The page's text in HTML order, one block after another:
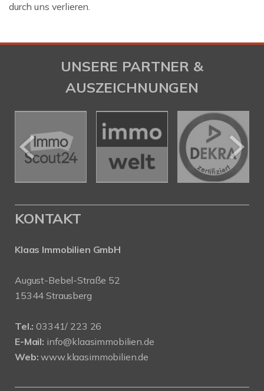
durch uns verlieren.
UNSERE PARTNER &
AUSZEICHNUNGEN
KONTAKT
Klaas Immobilien GmbH
August-Bebel-Straße 52
15344 Strausberg
Tel.: 03341/ 223 26
E-Mail: info@klaasimmobilien.de
Web: www.klaasimmobilien.de